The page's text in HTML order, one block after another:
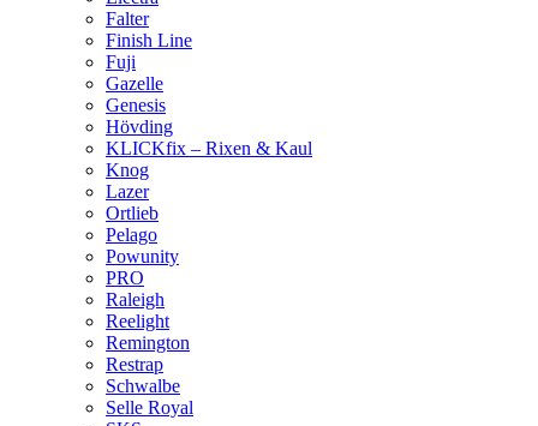
Falter
Finish Line
Fuji
Gazelle
Genesis
Hövding
KLICKfix – Rixen & Kaul
Knog
Lazer
Ortlieb
Pelago
Powunity
PRO
Raleigh
Reelight
Remington
Restrap
Schwalbe
Selle Royal